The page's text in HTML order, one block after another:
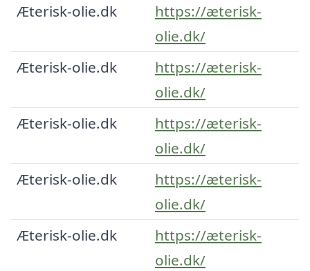
Æterisk-olie.dk
https://æterisk-
olie.dk/
Æterisk-olie.dk
https://æterisk-
olie.dk/
Æterisk-olie.dk
https://æterisk-
olie.dk/
Æterisk-olie.dk
https://æterisk-
olie.dk/
Æterisk-olie.dk
https://æterisk-
olie.dk/